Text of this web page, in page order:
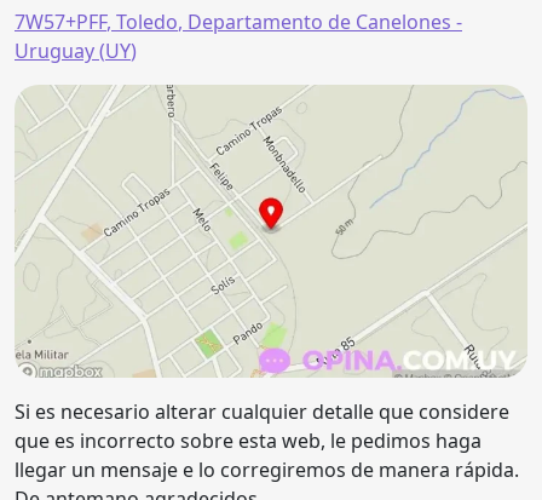
7W57+PFF, Toledo, Departamento de Canelones -
Uruguay (UY)
Si es necesario alterar cualquier detalle que considere
que es incorrecto sobre esta web, le pedimos haga
llegar un mensaje e lo corregiremos de manera rápida.